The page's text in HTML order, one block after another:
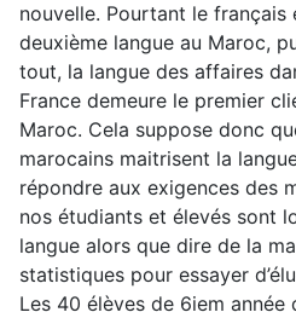
nouvelle. Pourtant le français
deuxième langue au Maroc,
tout, la langue des affaires
France demeure le premier
Maroc. Cela suppose donc
marocains maitrisent la
répondre aux exigences des
nos étudiants et élevés sont
langue alors que dire de la
statistiques pour essayer
Les 40 élèves de 6iem